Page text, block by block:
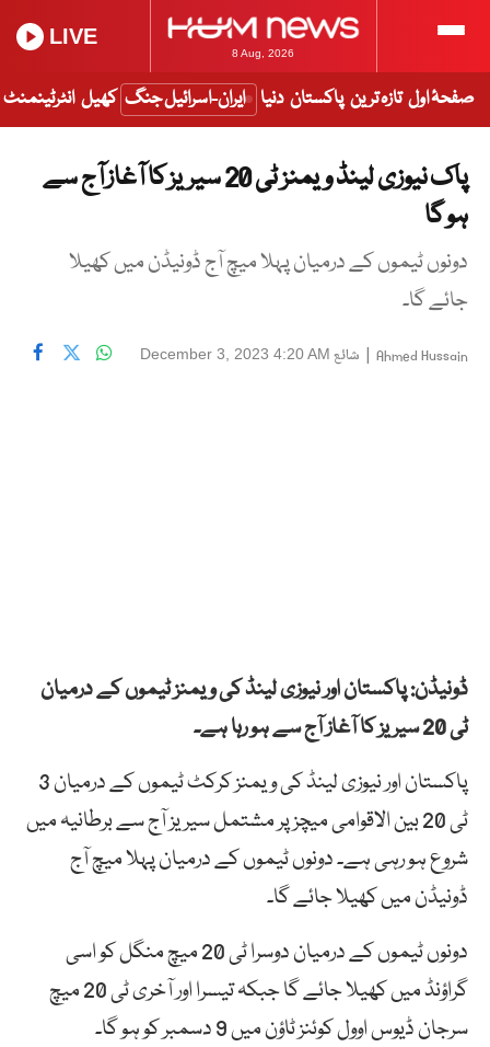
8 Aug, 2026
LIVE
صفحۂ اول تازہ ترین پاکستان دنیا ایران-اسرائیل جنگ کھیل انٹرٹینمنٹ
پاک نیوزی لینڈ ویمنز ٹی 20 سیریز کا آغاز آج سے
ہو گا
دونوں ٹیموں کے درمیان پہلا میچ آج ڈونیڈن میں کھیلا
جائے گا۔
Ahmed Hussain
| شائع December 3, 2023 4:20 AM
ڈونیڈن: پاکستان اور نیوزی لینڈ کی ویمنز ٹیموں کے درمیان
ٹی 20 سیریز کا آغاز آج سے ہو رہا ہے۔
پاکستان اور نیوزی لینڈ کی ویمنز کرکٹ ٹیموں کے درمیان 3
ٹی 20 بین الاقوامی میچز پر مشتمل سیریز آج سے برطانیہ میں
شروع ہو رہی ہے۔ دونوں ٹیموں کے درمیان پہلا میچ آج
ڈونیڈن میں کھیلا جائے گا۔
دونوں ٹیموں کے درمیان دوسرا ٹی 20 میچ منگل کو اسی
گراؤنڈ میں کھیلا جائے گا جبکہ تیسرا اور آخری ٹی 20 میچ
سرجان ڈیوس اوول کوئنز ٹاؤن میں 9 دسمبر کو ہو گا۔